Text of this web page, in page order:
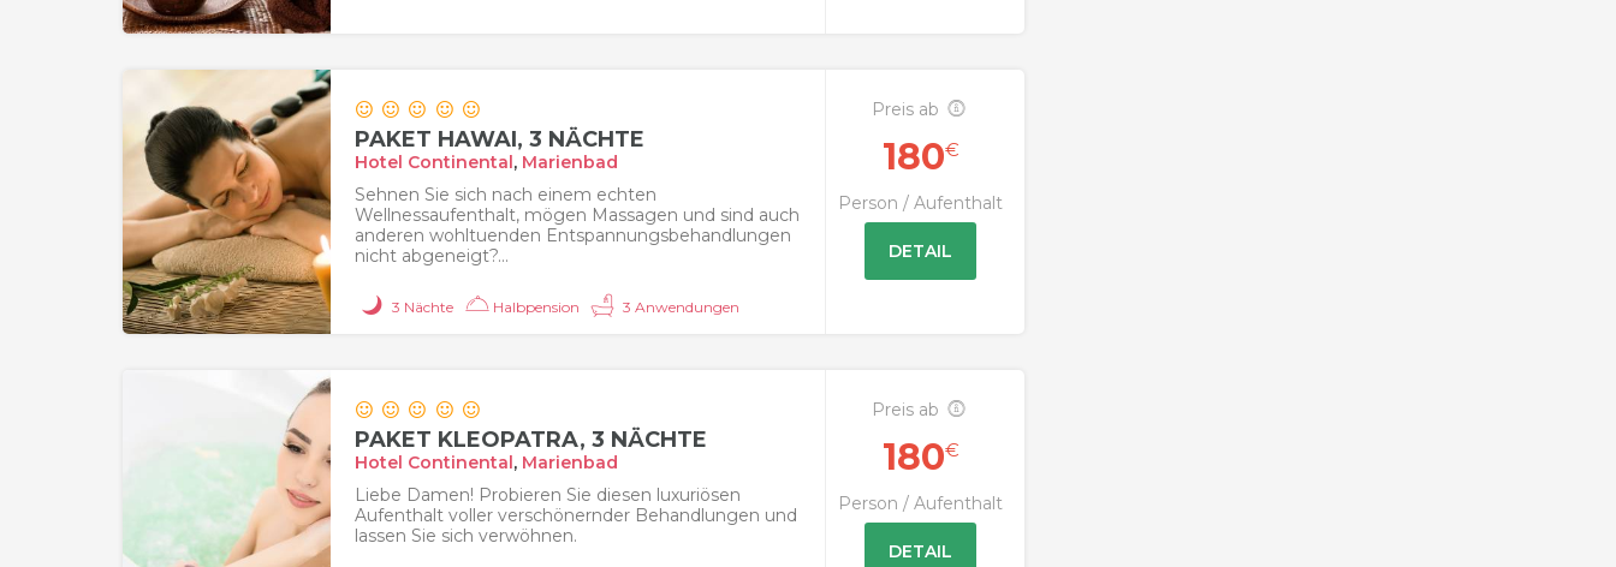
PAKET HAWAI, 3 NÄCHTE
Hotel Continental, Marienbad
Sehnen Sie sich nach einem echten
Wellnessaufenthalt, mögen Massagen und sind auch
anderen wohltuenden Entspannungsbehandlungen
nicht abgeneigt?...
3 Nächte Halbpension 3 Anwendungen
Preis ab
180€
Person / Aufenthalt
DETAIL
PAKET KLEOPATRA, 3 NÄCHTE
Hotel Continental, Marienbad
Liebe Damen! Probieren Sie diesen luxuriösen
Aufenthalt voller verschönernder Behandlungen und
lassen Sie sich verwöhnen.
Preis ab
180€
Person / Aufenthalt
DETAIL